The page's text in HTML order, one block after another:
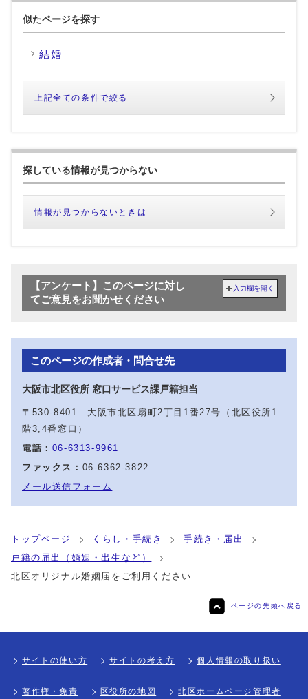
似たページを探す
結婚
上記全ての条件で絞る
探している情報が見つからない
情報が見つからないときは
【アンケート】このページに対し
てご意見をお聞かせください
入力欄を開く
このページの作成者・問合せ先
大阪市北区役所 窓口サービス課戸籍担当
〒530-8401 大阪市北区扇町2丁目1番27号（北区役所1
階3,4番窓口）
電話： 06-6313-9961
ファックス： 06-6362-3822
メール送信フォーム
トップページ くらし・手続き
手続き・届出
戸籍の届出（婚姻・出生など）
北区オリジナル婚姻届をご利用ください
ページの先頭へ戻る
サイトの使い方 サイトの考え方 個人情報の取り扱い
著作権・免責 区役所の地図 北区ホームページ管理者